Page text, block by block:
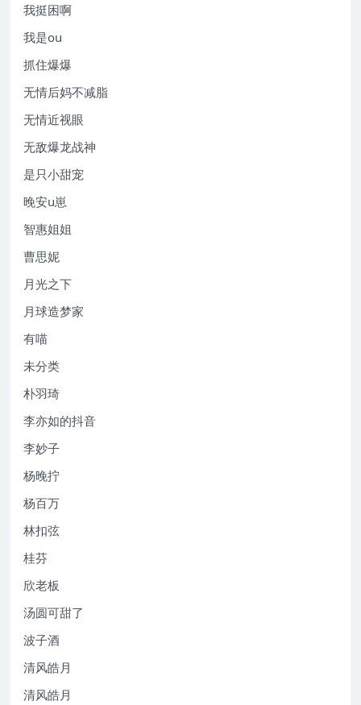
我挺困啊
我是ou
抓住爆爆
无情后妈不减脂
无情近视眼
无敌爆龙战神
是只小甜宠
晚安u崽
智惠姐姐
曹思妮
月光之下
月球造梦家
有喵
未分类
朴羽琦
李亦如的抖音
李妙子
杨晚拧
杨百万
林扣弦
桂芬
欣老板
汤圆可甜了
波子酒
清风皓月
清风皓月